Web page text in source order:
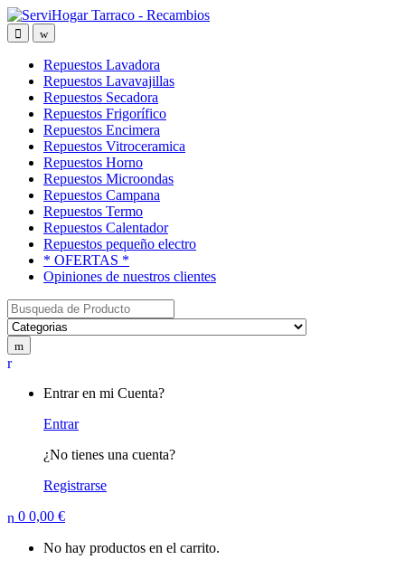
Saltar
a
navegación
saltar
al
contenido
OpenClose
Repuestos Lavadora
Repuestos Lavavajillas
Repuestos Secadora
Repuestos Frigorífico
Repuestos Encimera
Repuestos Vitroceramica
Repuestos Horno
Repuestos Microondas
Repuestos Campana
Repuestos Termo
Repuestos Calentador
Repuestos pequeño electro
* OFERTAS *
Opiniones de nuestros clientes
Buscar:
My
Entrar en mi Cuenta?
Entrar
¿No tienes una cuenta?
Registrarse
0 0,00 €
No hay productos en el carrito.